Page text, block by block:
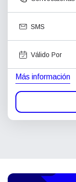
SMS
Válido Por
Más información